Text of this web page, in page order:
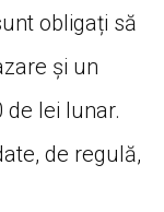
obligați să
și un
lei lunar.
de regulă,